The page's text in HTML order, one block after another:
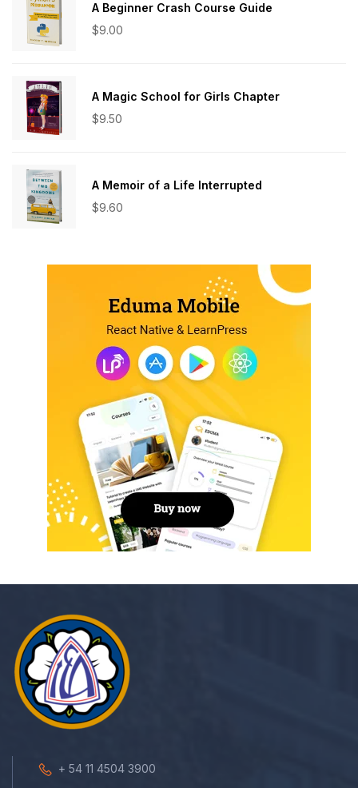
A Beginner Crash Course Guide
$9.00
A Magic School for Girls Chapter
$9.50
A Memoir of a Life Interrupted
$9.60
+ 54 11 4504 3900